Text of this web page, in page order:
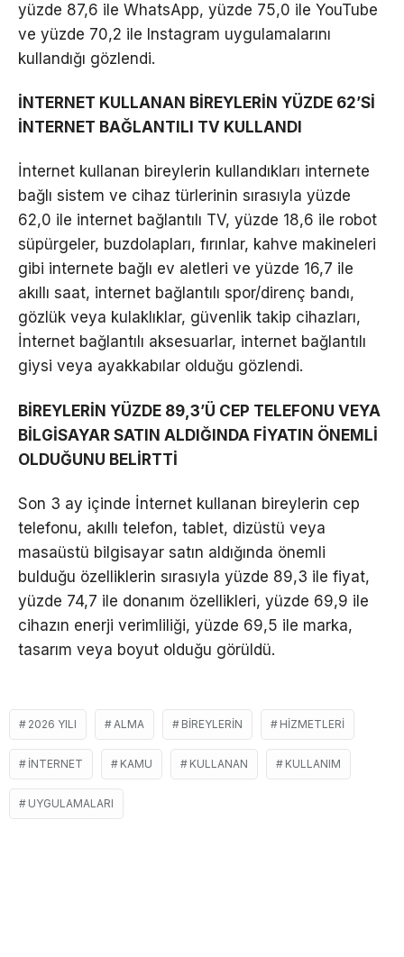
yüzde 87,6 ile WhatsApp, yüzde 75,0 ile YouTube
ve yüzde 70,2 ile Instagram uygulamalarını
kullandığı gözlendi.
İNTERNET KULLANAN BİREYLERİN YÜZDE 62’Sİ
İNTERNET BAĞLANTILI TV KULLANDI
İnternet kullanan bireylerin kullandıkları internete
bağlı sistem ve cihaz türlerinin sırasıyla yüzde
62,0 ile internet bağlantılı TV, yüzde 18,6 ile robot
süpürgeler, buzdolapları, fırınlar, kahve makineleri
gibi internete bağlı ev aletleri ve yüzde 16,7 ile
akıllı saat, internet bağlantılı spor/direnç bandı,
gözlük veya kulaklıklar, güvenlik takip cihazları,
İnternet bağlantılı aksesuarlar, internet bağlantılı
giysi veya ayakkabılar olduğu gözlendi.
BİREYLERİN YÜZDE 89,3’Ü CEP TELEFONU VEYA
BİLGİSAYAR SATIN ALDIĞINDA FİYATIN ÖNEMLİ
OLDUĞUNU BELİRTTİ
Son 3 ay içinde İnternet kullanan bireylerin cep
telefonu, akıllı telefon, tablet, dizüstü veya
masaüstü bilgisayar satın aldığında önemli
bulduğu özelliklerin sırasıyla yüzde 89,3 ile fiyat,
yüzde 74,7 ile donanım özellikleri, yüzde 69,9 ile
cihazın enerji verimliliği, yüzde 69,5 ile marka,
tasarım veya boyut olduğu görüldü.
2026 YILI ALMA BIREYLERIN HIZMETLERI
INTERNET KAMU KULLANAN KULLANIM
UYGULAMALARI